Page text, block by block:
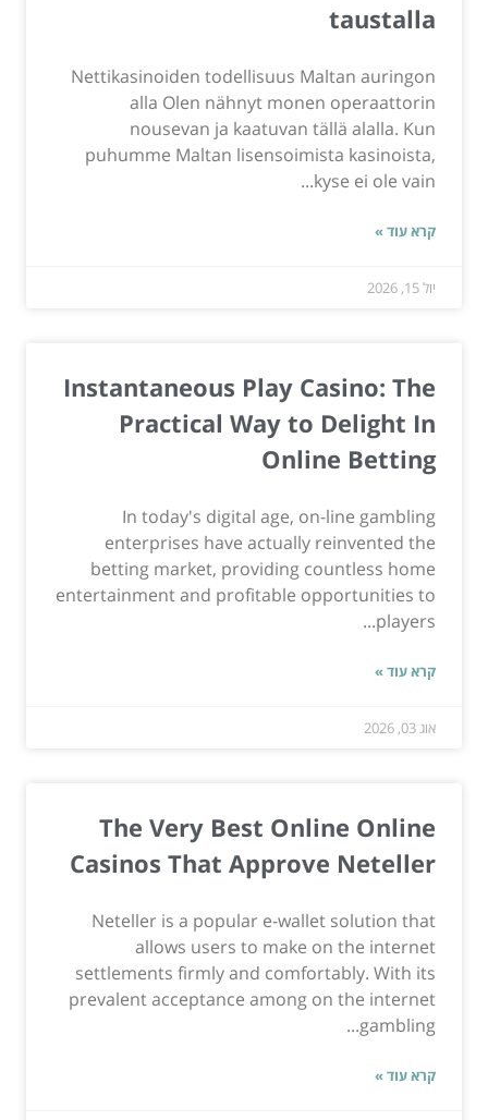
taustalla
Nettikasinoiden todellisuus Maltan auringon
alla Olen nähnyt monen operaattorin
nousevan ja kaatuvan tällä alalla. Kun
puhumme Maltan lisensoimista kasinoista,
kyse ei ole vain...
קרא עוד »
יול 15, 2026
Instantaneous Play Casino: The
Practical Way to Delight In
Online Betting
In today's digital age, on-line gambling
enterprises have actually reinvented the
betting market, providing countless home
entertainment and profitable opportunities to
players...
קרא עוד »
אוג 03, 2026
The Very Best Online Online
Casinos That Approve Neteller
Neteller is a popular e-wallet solution that
allows users to make on the internet
settlements firmly and comfortably. With its
prevalent acceptance among on the internet
gambling...
קרא עוד »